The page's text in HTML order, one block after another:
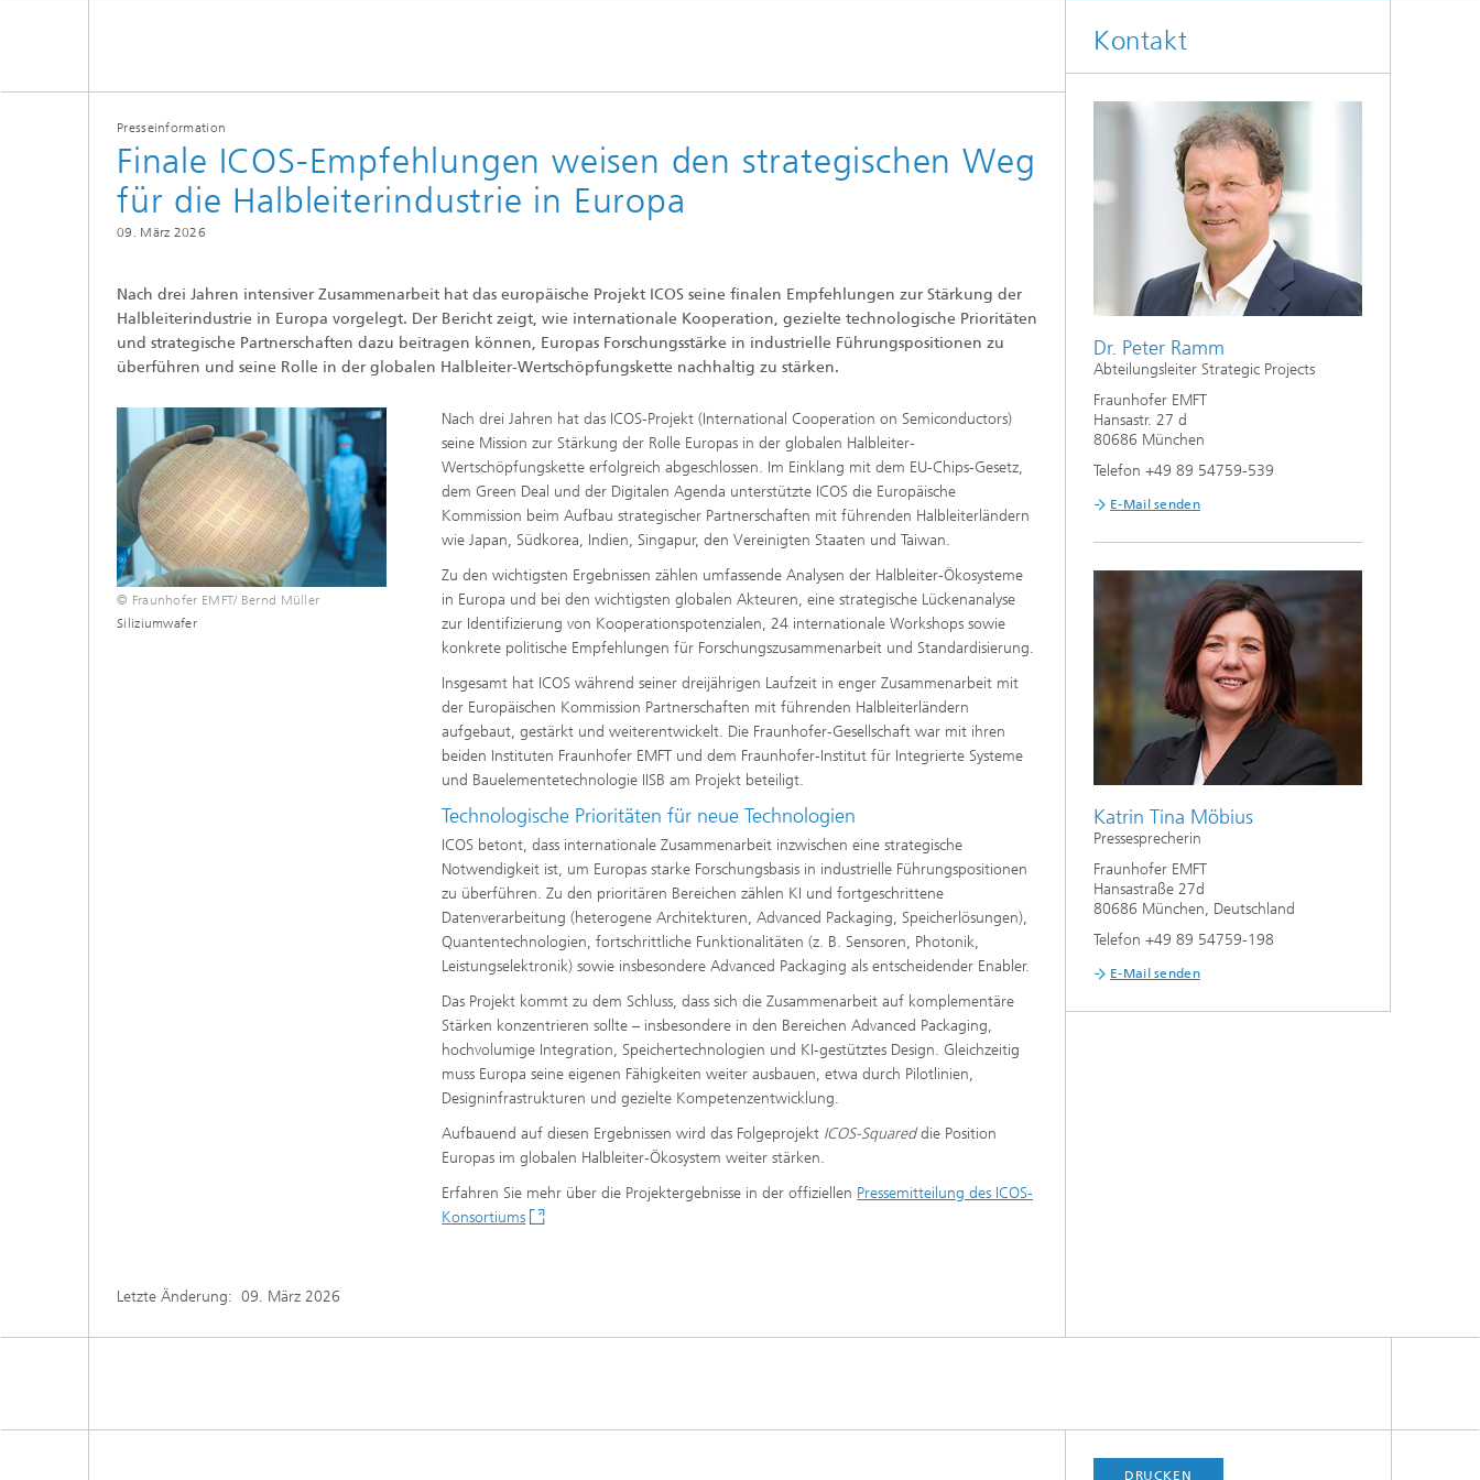
Presseinformation
Finale ICOS-Empfehlungen weisen den strategischen Weg
für die Halbleiterindustrie in Europa
09. März 2026
Nach drei Jahren intensiver Zusammenarbeit hat das europäische Projekt ICOS seine finalen Empfehlungen zur Stärkung der
Halbleiterindustrie in Europa vorgelegt. Der Bericht zeigt, wie internationale Kooperation, gezielte technologische Prioritäten
und strategische Partnerschaften dazu beitragen können, Europas Forschungsstärke in industrielle Führungspositionen zu
überführen und seine Rolle in der globalen Halbleiter-Wertschöpfungskette nachhaltig zu stärken.
© Fraunhofer EMFT/ Bernd Müller
Siliziumwafer
Nach drei Jahren hat das ICOS-Projekt (International Cooperation on Semiconductors)
seine Mission zur Stärkung der Rolle Europas in der globalen Halbleiter-
Wertschöpfungskette erfolgreich abgeschlossen. Im Einklang mit dem EU-Chips-Gesetz,
dem Green Deal und der Digitalen Agenda unterstützte ICOS die Europäische
Kommission beim Aufbau strategischer Partnerschaften mit führenden Halbleiterländern
wie Japan, Südkorea, Indien, Singapur, den Vereinigten Staaten und Taiwan.
Zu den wichtigsten Ergebnissen zählen umfassende Analysen der Halbleiter-Ökosysteme
in Europa und bei den wichtigsten globalen Akteuren, eine strategische Lückenanalyse
zur Identifizierung von Kooperationspotenzialen, 24 internationale Workshops sowie
konkrete politische Empfehlungen für Forschungszusammenarbeit und Standardisierung.
Insgesamt hat ICOS während seiner dreijährigen Laufzeit in enger Zusammenarbeit mit
der Europäischen Kommission Partnerschaften mit führenden Halbleiterländern
aufgebaut, gestärkt und weiterentwickelt. Die Fraunhofer-Gesellschaft war mit ihren
beiden Instituten Fraunhofer EMFT und dem Fraunhofer-Institut für Integrierte Systeme
und Bauelementetechnologie IISB am Projekt beteiligt.
Technologische Prioritäten für neue Technologien
ICOS betont, dass internationale Zusammenarbeit inzwischen eine strategische
Notwendigkeit ist, um Europas starke Forschungsbasis in industrielle Führungspositionen
zu überführen. Zu den prioritären Bereichen zählen KI und fortgeschrittene
Datenverarbeitung (heterogene Architekturen, Advanced Packaging, Speicherlösungen),
Quantentechnologien, fortschrittliche Funktionalitäten (z. B. Sensoren, Photonik,
Leistungselektronik) sowie insbesondere Advanced Packaging als entscheidender Enabler.
Das Projekt kommt zu dem Schluss, dass sich die Zusammenarbeit auf komplementäre
Stärken konzentrieren sollte – insbesondere in den Bereichen Advanced Packaging,
hochvolumige Integration, Speichertechnologien und KI-gestütztes Design. Gleichzeitig
muss Europa seine eigenen Fähigkeiten weiter ausbauen, etwa durch Pilotlinien,
Designinfrastrukturen und gezielte Kompetenzentwicklung.
Aufbauend auf diesen Ergebnissen wird das Folgeprojekt ICOS-Squareddie Position
Europas im globalen Halbleiter-Ökosystem weiter stärken.
Erfahren Sie mehr über die Projektergebnisse in der offiziellen Pressemitteilung des ICOS-
Konsortiums
Letzte Änderung: 09. März 2026
Kontakt
Dr. Peter Ramm
Abteilungsleiter Strategic Projects
Fraunhofer EMFT
Hansastr. 27 d
80686 München
Telefon +49 89 54759-539
E-Mail senden
Katrin Tina Möbius
Pressesprecherin
Fraunhofer EMFT
Hansastraße 27d
80686 München, Deutschland
Telefon +49 89 54759-198
E-Mail senden
DRUCKEN